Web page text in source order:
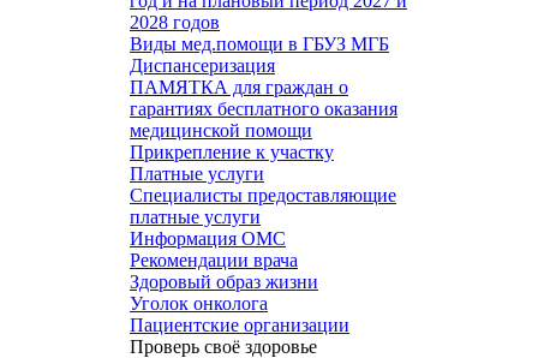
2028 годов
Виды мед.помощи в ГБУЗ МГБ
Диспансеризация
ПАМЯТКА для граждан о
гарантиях бесплатного оказания
медицинской помощи
Прикрепление к участку
Платные услуги
Специалисты предоставляющие
платные услуги
Информация ОМС
Рекомендации врача
Здоровый образ жизни
Уголок онколога
Пациентские организации
Проверь своё здоровье